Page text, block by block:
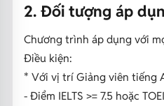
2. Đối tượng áp
Chương trình áp dụng với
Điều kiện:
* Với vị trí Giảng viên tiếng
- Điểm IELTS >= 7.5 hoặc